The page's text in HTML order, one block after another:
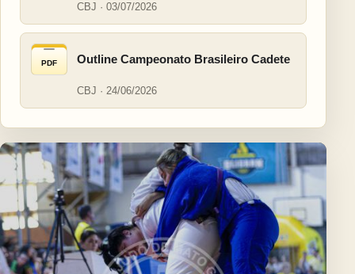
CBJ · 03/07/2026
PDF Outline Campeonato Brasileiro Cadete
CBJ · 24/06/2026